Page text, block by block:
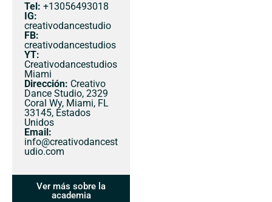
Tel: +13056493018
IG:
creativodancestudio
FB:
creativodancestudios
YT:
Creativodancestudios
Miami
Dirección: Creativo
Dance Studio, 2329
Coral Wy, Miami, FL
33145, Estados
Unidos
Email:
info@creativodancest
udio.com
Ver más sobre la
academia